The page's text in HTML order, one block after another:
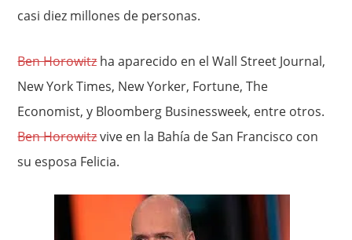
casi diez millones de personas.
Ben Horowitzha aparecido en el Wall Street Journal,
New York Times, New Yorker, Fortune, The
Economist, y Bloomberg Businessweek, entre otros.
Ben Horowitzvive en la Bahía de San Francisco con
su esposa Felicia.